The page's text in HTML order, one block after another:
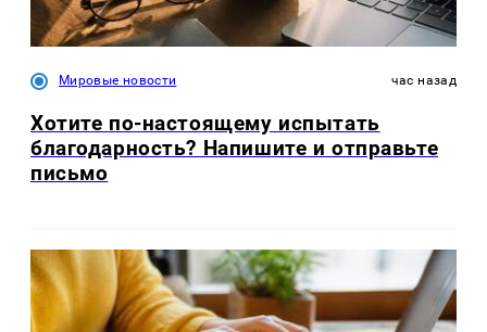
Мировые новости час назад
Хотите по-настоящему испытать
благодарность? Напишите и отправьте
письмо